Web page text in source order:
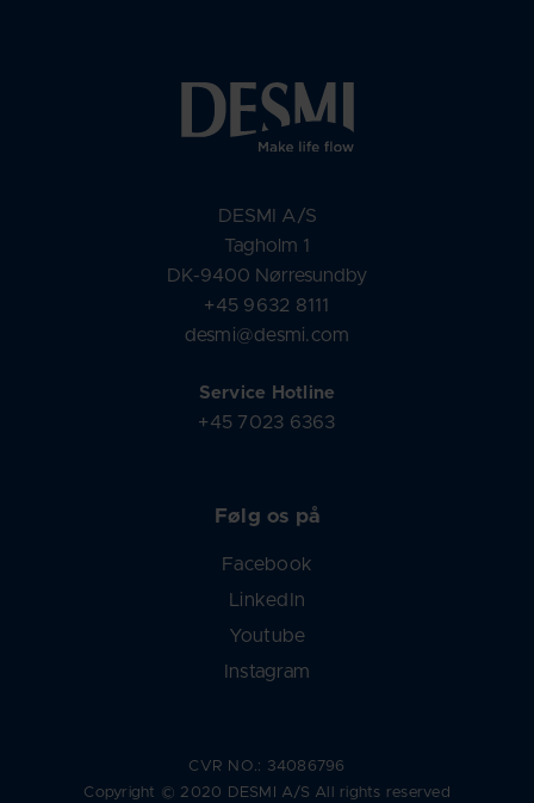
DESMI A/S
Tagholm 1
DK-9400 Nørresundby
+45 9632 8111
desmi@desmi.com
Service Hotline
+45 7023 6363
Følg os på
Facebook
LinkedIn
Youtube
Instagram
CVR NO.: 34086796
Copyright © 2020 DESMI A/S All rights reserved